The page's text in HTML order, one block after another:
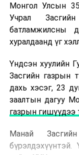
Монгол Улсын
Учрал
батламжилсны
хуралдаанд үг
Үндсэн хуулийн
Засгийн газрын
дахь хэсэг, 23
заалтын дагуу
газрын гишүүдээ
Манай